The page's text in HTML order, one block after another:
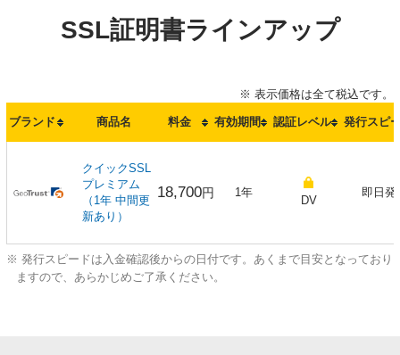
お支払い方法
設定代行
更新について
閉じる
SSL証明書ラインアップ
※ 表示価格は全て税込です。
ブランド 商品名 料金 有効期間 認証レベル 発行スピ
クイックSSL
プレミアム
（1年 中間更
新あり）
18,700円 1年
DV
即日発
※ 発行スピードは入金確認後からの日付です。あくまで目安となっており
ますので、あらかじめご了承ください。